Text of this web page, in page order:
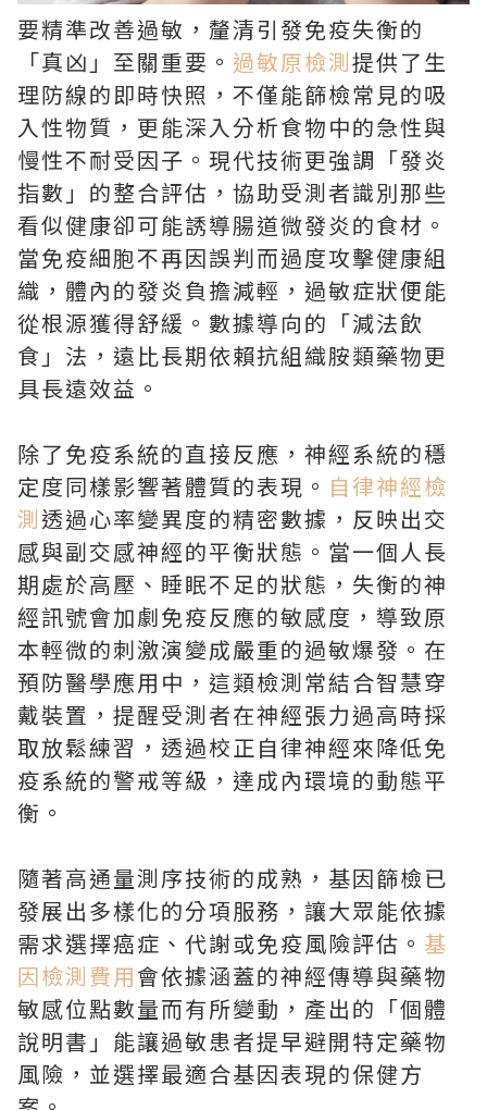
要精準改善過敏，釐清引發免疫失衡的
「真凶」至關重要。 過敏原檢測提供了生
理防線的即時快照，不僅能篩檢常見的吸
入性物質，更能深入分析食物中的急性與
慢性不耐受因子。現代技術更強調「發炎
指數」的整合評估，協助受測者識別那些
看似健康卻可能誘導腸道微發炎的食材。
當免疫細胞不再因誤判而過度攻擊健康組
織，體內的發炎負擔減輕，過敏症狀便能
從根源獲得舒緩。數據導向的「減法飲
食」法，遠比長期依賴抗組織胺類藥物更
具長遠效益。
除了免疫系統的直接反應，神經系統的穩
定度同樣影響著體質的表現。 自律神經檢
測透過心率變異度的精密數據，反映出交
感與副交感神經的平衡狀態。當一個人長
期處於高壓、睡眠不足的狀態，失衡的神
經訊號會加劇免疫反應的敏感度，導致原
本輕微的刺激演變成嚴重的過敏爆發。在
預防醫學應用中，這類檢測常結合智慧穿
戴裝置，提醒受測者在神經張力過高時採
取放鬆練習，透過校正自律神經來降低免
疫系統的警戒等級，達成內環境的動態平
衡。
隨著高通量測序技術的成熟，基因篩檢已
發展出多樣化的分項服務，讓大眾能依據
需求選擇癌症、代謝或免疫風險評估。 基
因檢測費用會依據涵蓋的神經傳導與藥物
敏感位點數量而有所變動，產出的「個體
說明書」能讓過敏患者提早避開特定藥物
風險，並選擇最適合基因表現的保健方